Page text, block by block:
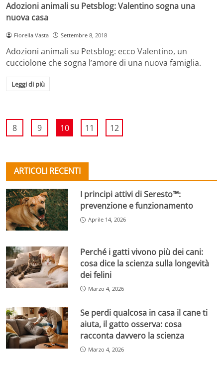
Adozioni animali su Petsblog: Valentino sogna una
nuova casa
Fiorella Vasta Settembre 8, 2018
Adozioni animali su Petsblog: ecco Valentino, un
cucciolone che sogna l’amore di una nuova famiglia.
Leggi di più
8 9 10 11 12
ARTICOLI RECENTI
I principi attivi di Seresto™:
prevenzione e funzionamento
Aprile 14, 2026
Perché i gatti vivono più dei cani:
cosa dice la scienza sulla longevità
dei felini
Marzo 4, 2026
Se perdi qualcosa in casa il cane ti
aiuta, il gatto osserva: cosa
racconta davvero la scienza
Marzo 4, 2026